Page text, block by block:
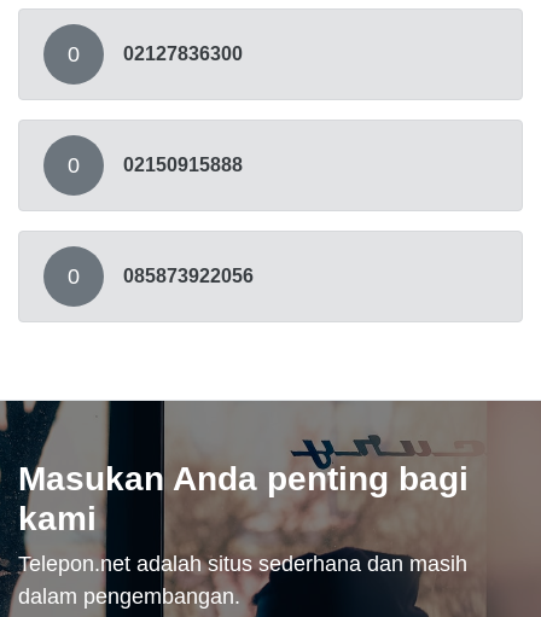
0 02127836300
0 02150915888
0 085873922056
Masukan Anda penting bagi
kami
Telepon.net adalah situs sederhana dan masih
dalam pengembangan.